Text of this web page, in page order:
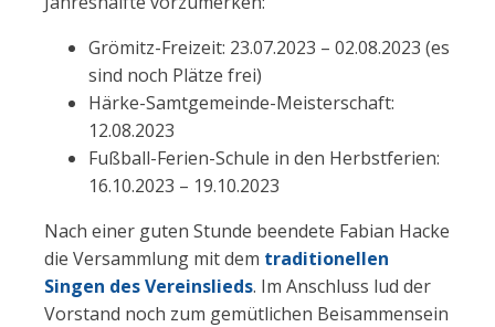
Grömitz-Freizeit: 23.07.2023 – 02.08.2023 (es
sind noch Plätze frei)
Härke-Samtgemeinde-Meisterschaft:
12.08.2023
Fußball-Ferien-Schule in den Herbstferien:
16.10.2023 – 19.10.2023
Nach einer guten Stunde beendete Fabian Hacke
die Versammlung mit dem traditionellen
Singen des Vereinslieds. Im Anschluss lud der
Vorstand noch zum gemütlichen Beisammensein